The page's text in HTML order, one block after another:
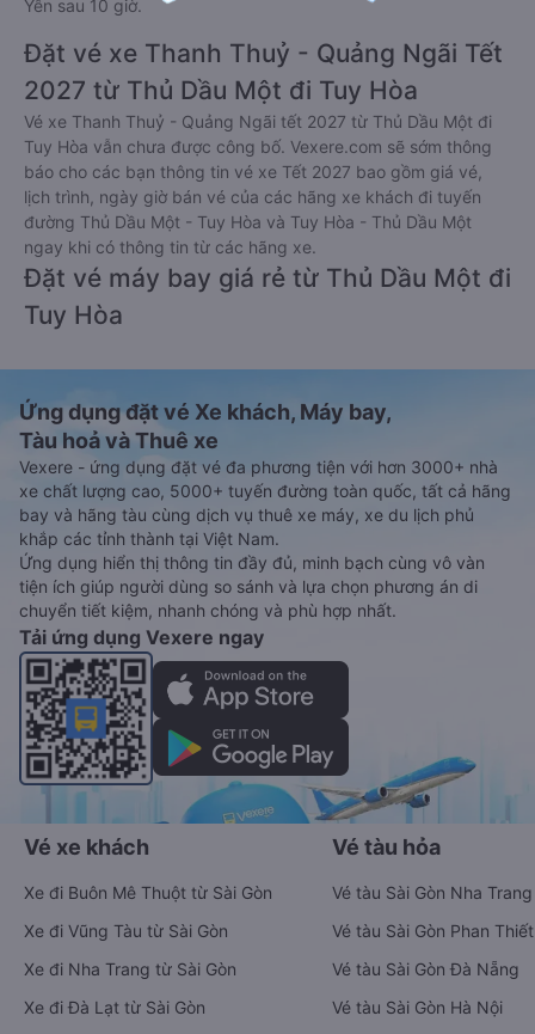
Yên sau 10 giờ.
Đặt vé xe Thanh Thuỷ - Quảng Ngãi Tết
2027 từ Thủ Dầu Một đi Tuy Hòa
Vé xe Thanh Thuỷ - Quảng Ngãi tết 2027 từ Thủ Dầu Một đi
Tuy Hòa vẫn chưa được công bố. Vexere.com sẽ sớm thông
báo cho các bạn thông tin vé xe Tết 2027 bao gồm giá vé,
lịch trình, ngày giờ bán vé của các hãng xe khách đi tuyến
đường Thủ Dầu Một - Tuy Hòa và Tuy Hòa - Thủ Dầu Một
ngay khi có thông tin từ các hãng xe.
Đặt vé máy bay giá rẻ từ Thủ Dầu Một đi
Tuy Hòa
Ứng dụng đặt vé Xe khách, Máy bay,
Tàu hoả và Thuê xe
Vexere - ứng dụng đặt vé đa phương tiện với hơn 3000+ nhà
xe chất lượng cao, 5000+ tuyến đường toàn quốc, tất cả hãng
bay và hãng tàu cùng dịch vụ thuê xe máy, xe du lịch phủ
khắp các tỉnh thành tại Việt Nam.
Ứng dụng hiển thị thông tin đầy đủ, minh bạch cùng vô vàn
tiện ích giúp người dùng so sánh và lựa chọn phương án di
chuyển tiết kiệm, nhanh chóng và phù hợp nhất.
Tải ứng dụng Vexere ngay
Vé xe khách
Xe đi Buôn Mê Thuột từ Sài Gòn
Xe đi Vũng Tàu từ Sài Gòn
Xe đi Nha Trang từ Sài Gòn
Xe đi Đà Lạt từ Sài Gòn
Vé tàu hỏa
Vé tàu Sài Gòn Nha Trang
Vé tàu Sài Gòn Phan Thiết
Vé tàu Sài Gòn Đà Nẵng
Vé tàu Sài Gòn Hà Nội